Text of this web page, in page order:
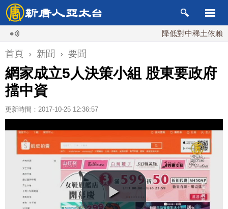
降低對中稀土依賴 川普
首頁 › 新聞 › 要聞
網家成立5人決策小組 股東要政府
擋中資
更新時間：2017-10-25 12:36:57